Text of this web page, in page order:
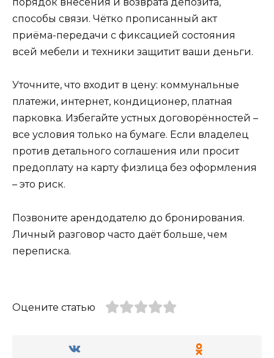
способы связи. Чётко прописанный акт
приёма-передачи с фиксацией состояния
всей мебели и техники защитит ваши деньги.
Уточните, что входит в цену: коммунальные
платежи, интернет, кондиционер, платная
парковка. Избегайте устных договорённостей –
все условия только на бумаге. Если владелец
против детального соглашения или просит
предоплату на карту физлица без оформления
– это риск.
Позвоните арендодателю до бронирования.
Личный разговор часто даёт больше, чем
переписка.
Оцените статью